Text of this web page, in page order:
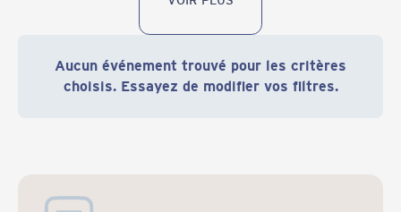
Aucun événement trouvé pour les critères
choisis. Essayez de modifier vos filtres.